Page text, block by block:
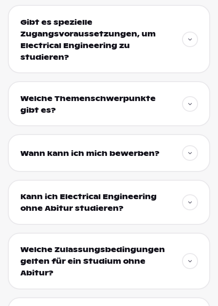
Gibt es spezielle
Zugangsvoraussetzungen, um
Electrical Engineering zu
studieren?
Welche Themenschwerpunkte
gibt es?
Wann kann ich mich bewerben?
Kann ich Electrical Engineering
ohne Abitur studieren?
Welche Zulassungsbedingungen
gelten für ein Studium ohne
Abitur?